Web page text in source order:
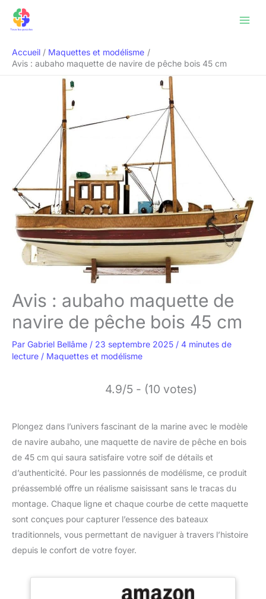
Accueil
Maquettes et modélisme
Avis : aubaho maquette de navire de pêche bois 45 cm
Avis : aubaho maquette de
navire de pêche bois 45 cm
Par Gabriel Bellâme / 23 septembre 2025 / 4 minutes de
lecture / Maquettes et modélisme
4.9/5 - (10 votes)
Plongez dans l’univers fascinant de la marine avec le modèle
de navire aubaho, une maquette de navire de pêche en bois
de 45 cm qui saura satisfaire votre soif de détails et
d’authenticité. Pour les passionnés de modélisme, ce produit
préassemblé offre un réalisme saisissant sans le tracas du
montage. Chaque ligne et chaque courbe de cette maquette
sont conçues pour capturer l’essence des bateaux
traditionnels, vous permettant de naviguer à travers l’histoire
depuis le confort de votre foyer.
Rechercher